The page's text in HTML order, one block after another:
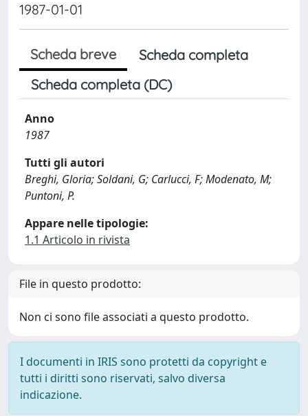
1987-01-01
Scheda breve
Scheda completa
Scheda completa (DC)
Anno
1987
Tutti gli autori
Breghi, Gloria; Soldani, G; Carlucci, F; Modenato, M;
Puntoni, P.
Appare nelle tipologie:
1.1 Articolo in rivista
File in questo prodotto:
Non ci sono file associati a questo prodotto.
I documenti in IRIS sono protetti da copyright e
tutti i diritti sono riservati, salvo diversa
indicazione.